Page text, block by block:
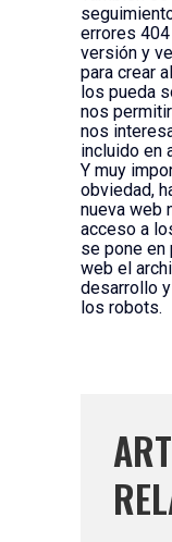
errores 404
versión y
para crear
los pueda
nos
nos
incluido en
Y muy
obviedad,
nueva web
acceso a
se pone en
web el
desarrollo
los robots.